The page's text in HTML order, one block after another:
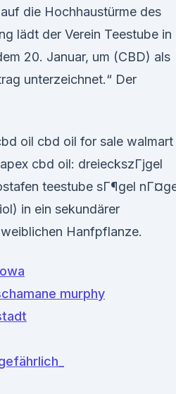
die Hochhaustürme des
lädt der Verein Teestube in
20. Januar, um (CBD) als
unterzeichnet.“ Der
oil cbd oil for sale
cbd oil: dreieckszГјgel
teestube sГ¶gel
in ein sekundärer
Hanfpflanze.
murphy